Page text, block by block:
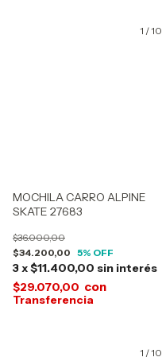
1 /10
MOCHILA CARRO ALPINE
SKATE 27683
$34.200,00
$36.000,00
5% OFF
3x$11.400,00 sin interés
$29.070,00 con
1 /10